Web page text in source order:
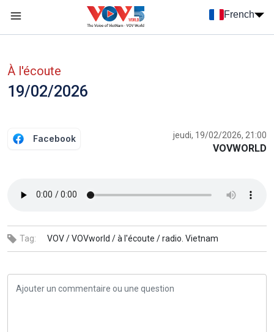
French
À l'écoute
19/02/2026
Facebook jeudi, 19/02/2026, 21:00
VOVWORLD
Tag: VOV /VOVworld /à l'écoute /radio. Vietnam